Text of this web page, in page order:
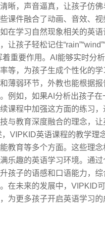
晰，声音逼真，让孩子仿
课件融合了动画、音效、
在学习自然现象相关的英
让孩子轻松记住
重要作用。AI能够实时分
等，为孩子生成个性化的
薄弱环节，外教也能根据
例如，如果AI分析出孩子
课程中加强这方面的练习
与教育深度融合的理念，
VIPKID英语课程的教学理
教育等多个方面。这些理
乐趣的英语学习环境。通
孩子的语感和口语能力，
在未来的发展中，VIPKID
为更多孩子开启英语学习